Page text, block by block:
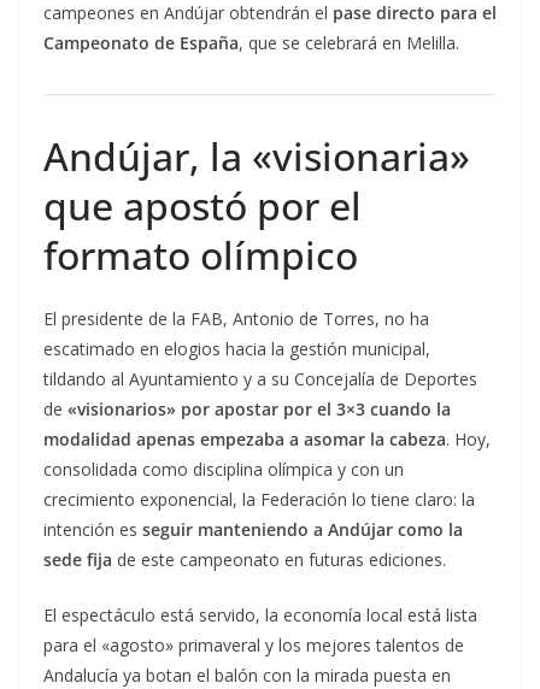
campeones en Andújar obtendrán el pase directo para el
Campeonato de España, que se celebrará en Melilla.
Andújar, la «visionaria»
que apostó por el
formato olímpico
El presidente de la FAB, Antonio de Torres, no ha
escatimado en elogios hacia la gestión municipal,
tildando al Ayuntamiento y a su Concejalía de Deportes
de «visionarios» por apostar por el 3×3 cuando la
modalidad apenas empezaba a asomar la cabeza. Hoy,
consolidada como disciplina olímpica y con un
crecimiento exponencial, la Federación lo tiene claro: la
intención es seguir manteniendo a Andújar como la
sede fija de este campeonato en futuras ediciones.
El espectáculo está servido, la economía local está lista
para el «agosto» primaveral y los mejores talentos de
Andalucía ya botan el balón con la mirada puesta en